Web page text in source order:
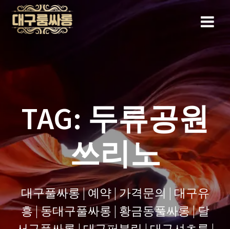
TAG: 두류공원
쓰리노
대구풀싸롱 | 예약 | 가격문의 | 대구유
흥 | 동대구풀싸롱 | 황금동풀싸롱 | 달